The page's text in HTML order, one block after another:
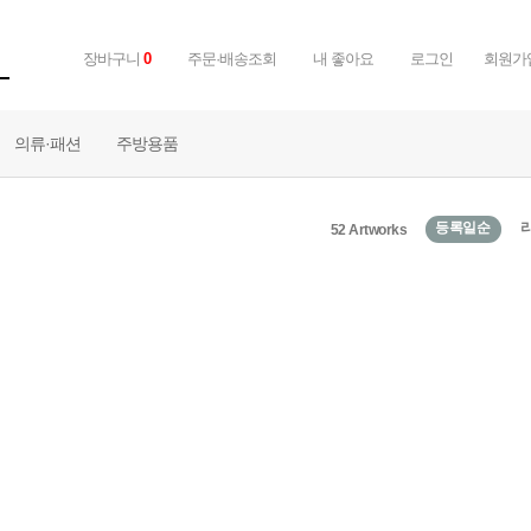
장바구니 0 주문·배송조회 내 좋아요 로그인 회원가
의류·패션 주방용품
52 Artworks 등록일순